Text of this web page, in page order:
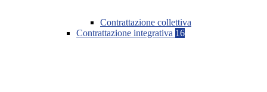
Contrattazione collettiva
Contrattazione integrativa 16